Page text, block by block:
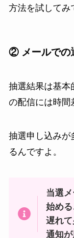
方法を試してみ
② メールでの
抽選結果は基本
の配信には時間
抽選申し込みが
るんですよ。
当選
始め
遅れ
通知が